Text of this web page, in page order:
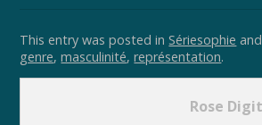
e
b
o
er
p
y
Li
ta
g
er
This entry was posted inSériesophie
genre,masculinité,représentation.
Rose